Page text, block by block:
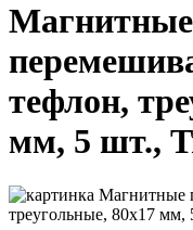
Магнитные
тефлон,
мм, 5 шт.,